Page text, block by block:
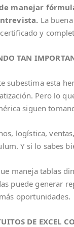
manejar
La
y
TAN
subestima esta
Pero lo
siguen
logística,
Y si lo sabes
maneja tablas
puede generar
oportunidades.
DE EXCEL